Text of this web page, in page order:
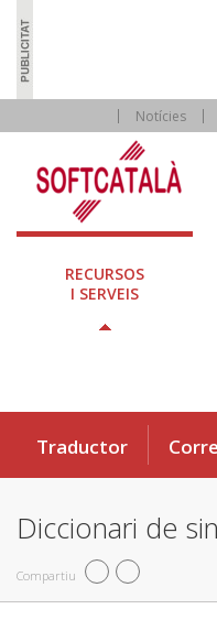
Notícies
RECURSOS
I SERVEIS
Traductor
Diccionari de
Compartiu